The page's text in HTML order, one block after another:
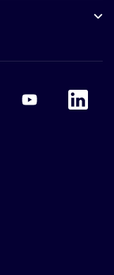
Accor Youtube
Accor